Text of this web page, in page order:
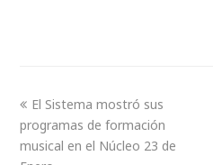
El Sistema mostró sus
programas de formación
musical en el Núcleo 23 de